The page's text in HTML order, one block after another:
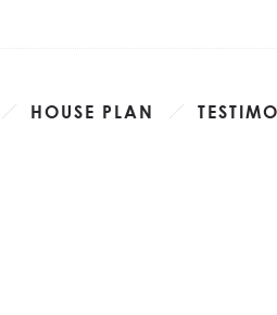
HOUSE PLAN